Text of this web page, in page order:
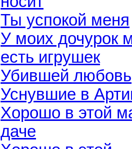
Ты успокой меня
У моих дочурок
есть игрушек
Убившей любовь
Уснувшие в
Хорошо в этой
даче